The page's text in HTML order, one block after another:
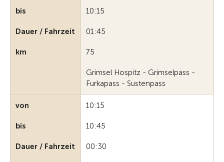
bis 10:15
Dauer / Fahrzeit 01:45
km 75
Grimsel Hospitz - Grimselpass -
Furkapass - Sustenpass
von 10:15
bis 10:45
Dauer / Fahrzeit 00:30